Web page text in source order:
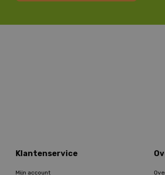
Klantenservice
Mijn account